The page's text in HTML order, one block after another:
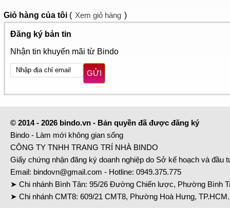
Giỏ hàng của tôi ( Xem giỏ hàng )
Đăng ký bản tin
Nhận tin khuyến mãi từ Bindo
GỬI
© 2014 - 2026 bindo.vn - Bản quyền đã được đăng ký
Bindo - Làm mới không gian sống
CÔNG TY TNHH TRANG TRÍ NHÀ BINDO
Giấy chứng nhận đăng ký doanh nghiệp do Sở kế hoạch và đầu
Email: bindovn@gmail.com - Hotline: 0949.375.775
➤ Chi nhánh Bình Tân: 95/26 Đường Chiến lược, Phường Bình
➤ Chi nhánh CMT8: 609/21 CMT8, Phường Hoà Hưng,